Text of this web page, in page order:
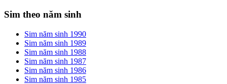
Sim theo năm sinh
Sim năm sinh 1990
Sim năm sinh 1989
Sim năm sinh 1988
Sim năm sinh 1987
Sim năm sinh 1986
Sim năm sinh 1985